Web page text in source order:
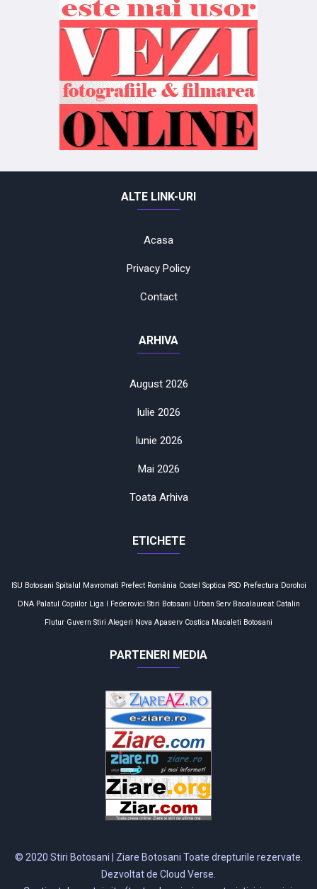
ALTE LINK-URI
Acasa
Privacy Policy
Contact
ARHIVA
August 2026
Iulie 2026
Iunie 2026
Mai 2026
Toata Arhiva
ETICHETE
ISU Botosani Spitalul Mavromati Prefect România Costel Soptica PSD Prefectura Dorohoi
DNA Palatul Copiilor Liga I Federovici Stiri Botosani Urban Serv Bacalaureat Catalin
Flutur Guvern Stiri Alegeri Nova Apaserv Costica Macaleti Botosani
PARTENERI MEDIA
© 2020 Stiri Botosani | Ziare Botosani Toate drepturile rezervate.
Dezvoltat de Cloud Verse.